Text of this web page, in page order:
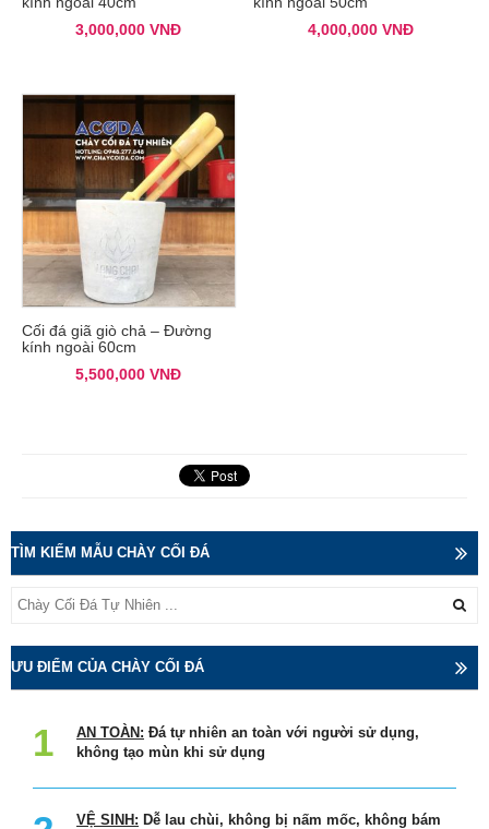
3,000,000VNĐ
4,000,000 VNĐ
Cối đá giã giò chả – Đường
kính ngoài 60cm
5,500,000VNĐ
TÌM KIẾM MẪU CHÀY CỐI ĐÁ
ƯU ĐIỂM CỦA CHÀY CỐI ĐÁ
AN TOÀN: Đá tự nhiên an toàn với người sử dụng,
không tạo mùn khi sử dụng
VỆ SINH: Dễ lau chùi, không bị nấm mốc, không bám